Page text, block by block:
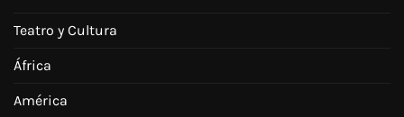
Teatro y Cultura
África
América